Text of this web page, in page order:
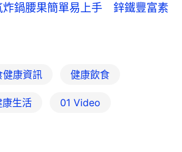
炸鍋腰果簡單易上手 鋅鐵豐富素
健康資訊 健康飲食
康生活 01 Video